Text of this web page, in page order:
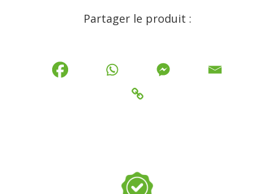
Partager le produit :